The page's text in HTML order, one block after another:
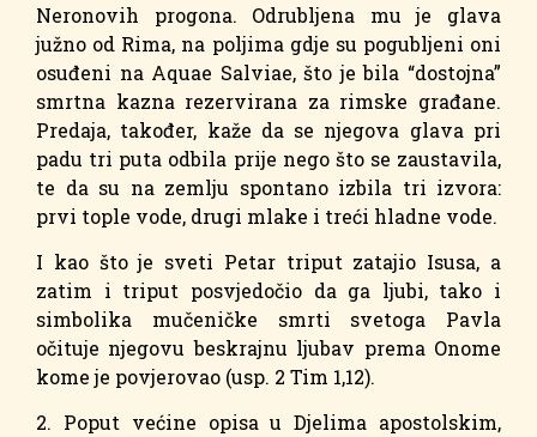
Neronovih progona. Odrubljena mu je glava
južno od Rima, na poljima gdje su pogubljeni oni
osuđeni na Aquae Salviae, što je bila “dostojna”
smrtna kazna rezervirana za rimske građane.
Predaja, također, kaže da se njegova glava pri
padu tri puta odbila prije nego što se zaustavila,
te da su na zemlju spontano izbila tri izvora:
prvi tople vode, drugi mlake i treći hladne vode.
I kao što je sveti Petar triput zatajio Isusa, a
zatim i triput posvjedočio da ga ljubi, tako i
simbolika mučeničke smrti svetoga Pavla
očituje njegovu beskrajnu ljubav prema Onome
kome je povjerovao (usp. 2 Tim 1,12).
2. Poput većine opisa u Djelima apostolskim,